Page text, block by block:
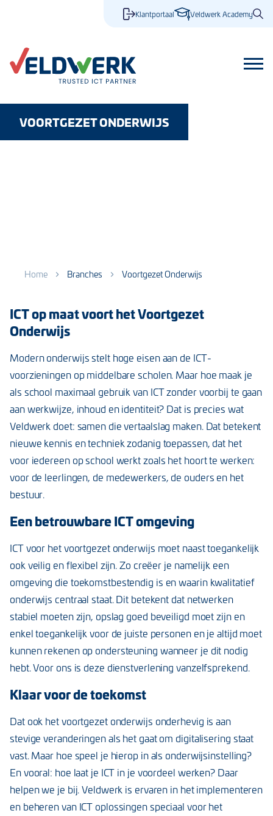
Klantportaal Veldwerk Academy
VOORTGEZET ONDERWIJS
Home Branches Voortgezet Onderwijs
ICT op maat voort het Voortgezet
Onderwijs
Modern onderwijs stelt hoge eisen aan de ICT-
voorzieningen op middelbare scholen. Maar hoe maak je
als school maximaal gebruik van ICT zonder voorbij te gaan
aan werkwijze, inhoud en identiteit? Dat is precies wat
Veldwerk doet: samen die vertaalslag maken. Dat betekent
nieuwe kennis en techniek zodanig toepassen, dat het
voor iedereen op school werkt zoals het hoort te werken:
voor de leerlingen, de medewerkers, de ouders en het
bestuur.
Een betrouwbare ICT omgeving
ICT voor het voortgezet onderwijs moet naast toegankelijk
ook veilig en flexibel zijn. Zo creëer je namelijk een
omgeving die toekomstbestendig is en waarin kwalitatief
onderwijs centraal staat. Dit betekent dat netwerken
stabiel moeten zijn, opslag goed beveiligd moet zijn en
enkel toegankelijk voor de juiste personen en je altijd moet
kunnen rekenen op ondersteuning wanneer je dit nodig
hebt. Voor ons is deze dienstverlening vanzelfsprekend.
Klaar voor de toekomst
Dat ook het voortgezet onderwijs onderhevig is aan
stevige veranderingen als het gaat om digitalisering staat
vast. Maar hoe speel je hierop in als onderwijsinstelling?
En vooral: hoe laat je ICT in je voordeel werken? Daar
helpen we je bij. Veldwerk is ervaren in het implementeren
en beheren van ICT oplossingen speciaal voor het